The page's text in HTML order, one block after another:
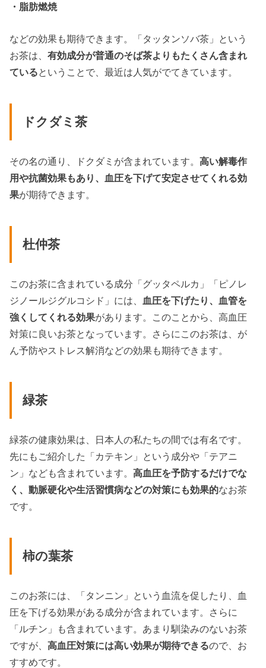
・脂肪燃焼
などの効果も期待できます。「タッタンソバ茶」という
お茶は、有効成分が普通のそば茶よりもたくさん含まれ
ているということで、最近は人気がでてきています。
ドクダミ茶
その名の通り、ドクダミが含まれています。高い解毒作
用や抗菌効果もあり、血圧を下げて安定させてくれる効
果が期待できます。
杜仲茶
このお茶に含まれている成分「グッタペルカ」「ピノレ
ジノールジグルコシド」には、 血圧を下げたり、血管を
強くしてくれる効果があります。このことから、高血圧
対策に良いお茶となっています。さらにこのお茶は、が
ん予防やストレス解消などの効果も期待できます。
緑茶
緑茶の健康効果は、日本人の私たちの間では有名です。
先にもご紹介した「カテキン」という成分や「テアニ
ン」なども含まれています。高血圧を予防するだけでな
く、動脈硬化や生活習慣病などの対策にも効果的なお茶
です。
柿の葉茶
このお茶には、「タンニン」という血流を促したり、血
圧を下げる効果がある成分が含まれています。さらに
「ルチン」も含まれています。あまり馴染みのないお茶
ですが、高血圧対策には高い効果が期待できるので、お
すすめです。